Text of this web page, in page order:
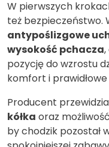
W pierwszych
też bezpieczeństwo.
antypoślizgowe
wysokość pchacza
pozycję do wzrostu
komfort i
Producent
kółka oraz możliwość
by chodzik pozostał